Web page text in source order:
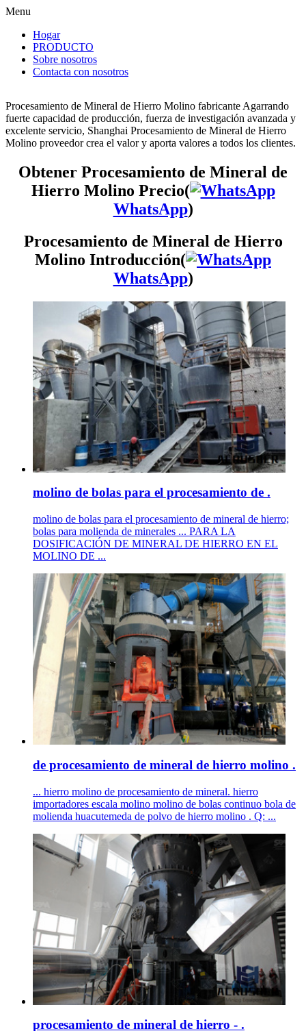
Menu
Hogar
PRODUCTO
Sobre nosotros
Contacta con nosotros
Procesamiento de Mineral de Hierro Molino fabricante Agarrando
fuerte capacidad de producción, fuerza de investigación avanzada y
excelente servicio, Shanghai Procesamiento de Mineral de Hierro
Molino proveedor crea el valor y aporta valores a todos los clientes.
Obtener Procesamiento de Mineral de
Hierro Molino Precio(
WhatsApp)
Procesamiento de Mineral de Hierro
Molino Introducción(
WhatsApp)
molino de bolas para el procesamiento de .
molino de bolas para el procesamiento de mineral de hierro;
bolas para molienda de minerales ... PARA LA
DOSIFICACIÓN DE MINERAL DE HIERRO EN EL
MOLINO DE ...
de procesamiento de mineral de hierro molino .
... hierro molino de procesamiento de mineral. hierro
importadores escala molino molino de bolas continuo bola de
molienda huacutemeda de polvo de hierro molino . Q: ...
procesamiento de mineral de hierro - .